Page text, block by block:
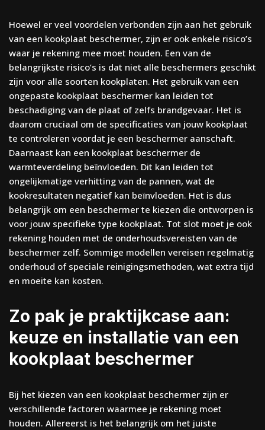
Hoewel er veel voordelen verbonden zijn aan het gebruik
van een kookplaat beschermer, zijn er ook enkele risico’s
waar je rekening mee moet houden. Een van de
belangrijkste risico’s is dat niet alle beschermers geschikt
zijn voor alle soorten kookplaten. Het gebruik van een
ongepaste kookplaat beschermer kan leiden tot
beschadiging van de plaat of zelfs brandgevaar. Het is
daarom cruciaal om de specificaties van jouw kookplaat
te controleren voordat je een beschermer aanschaft.
Daarnaast kan een kookplaat beschermer de
warmteverdeling beïnvloeden. Dit kan leiden tot
ongelijkmatige verhitting van de pannen, wat de
kookresultaten negatief kan beïnvloeden. Het is dus
belangrijk om een beschermer te kiezen die ontworpen is
voor jouw specifieke type kookplaat. Tot slot moet je ook
rekening houden met de onderhoudsvereisten van de
beschermer zelf. Sommige modellen vereisen regelmatig
onderhoud of speciale reinigingsmethoden, wat extra tijd
en moeite kan kosten.
Zo pak je praktijkcase aan:
keuze en installatie van een
kookplaat beschermer
Bij het kiezen van een kookplaat beschermer zijn er
verschillende factoren waarmee je rekening moet
houden. Allereerst is het belangrijk om het juiste